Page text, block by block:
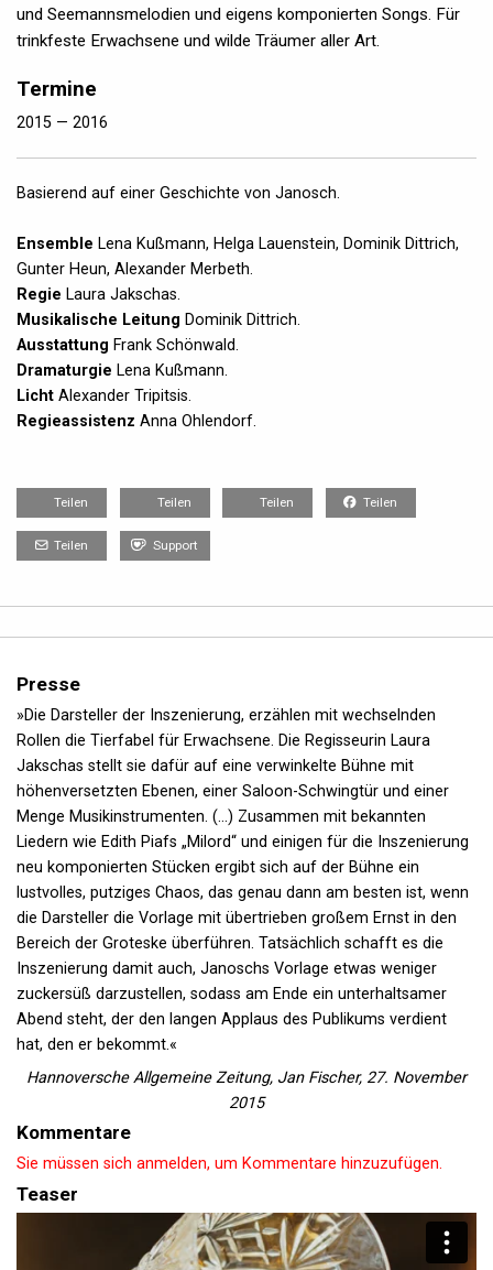
und Seemannsmelodien und eigens komponierten Songs. Für
trinkfeste Erwachsene und wilde Träumer aller Art.
Termine
2015 — 2016
Basierend auf einer Geschichte von Janosch.
Ensemble Lena Kußmann, Helga Lauenstein, Dominik Dittrich,
Gunter Heun, Alexander Merbeth.
Regie Laura Jakschas.
Musikalische Leitung Dominik Dittrich.
Ausstattung Frank Schönwald.
Dramaturgie Lena Kußmann.
Licht Alexander Tripitsis.
Regieassistenz Anna Ohlendorf.
Teilen Teilen Teilen Teilen
Teilen Support
Presse
»Die Darsteller der Inszenierung, erzählen mit wechselnden
Rollen die Tierfabel für Erwachsene. Die Regisseurin Laura
Jakschas stellt sie dafür auf eine verwinkelte Bühne mit
höhenversetzten Ebenen, einer Saloon-Schwingtür und einer
Menge Musikinstrumenten. (...) Zusammen mit bekannten
Liedern wie Edith Piafs „Milord“ und einigen für die Inszenierung
neu komponierten Stücken ergibt sich auf der Bühne ein
lustvolles, putziges Chaos, das genau dann am besten ist, wenn
die Darsteller die Vorlage mit übertrieben großem Ernst in den
Bereich der Groteske überführen. Tatsächlich schafft es die
Inszenierung damit auch, Janoschs Vorlage etwas weniger
zuckersüß darzustellen, sodass am Ende ein unterhaltsamer
Abend steht, der den langen Applaus des Publikums verdient
hat, den er bekommt.«
Hannoversche Allgemeine Zeitung, Jan Fischer, 27. November
2015
Kommentare
Sie müssen sich anmelden, um Kommentare hinzuzufügen.
Teaser